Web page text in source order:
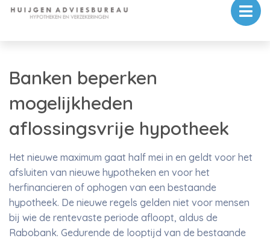
Banken beperken
mogelijkheden
aflossingsvrije hypotheek
Het nieuwe maximum gaat half mei in en geldt voor het
afsluiten van nieuwe hypotheken en voor het
herfinancieren of ophogen van een bestaande
hypotheek. De nieuwe regels gelden niet voor mensen
bij wie de rentevaste periode afloopt, aldus de
Rabobank. Gedurende de looptijd van de bestaande